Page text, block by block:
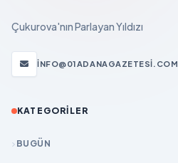
Çukurova'nın Parlayan Yıldızı
INFO@01ADANAGAZETESI.COM
KATEGORILER
BUGÜN